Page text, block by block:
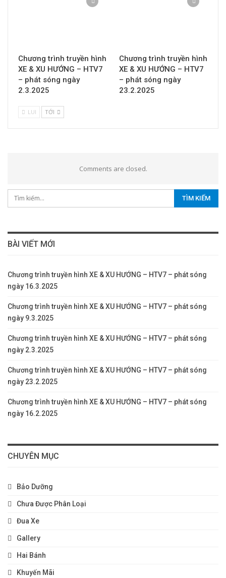
Chương trình truyền hình
XE & XU HƯỚNG – HTV7
– phát sóng ngày
2.3.2025
Chương trình truyền hình
XE & XU HƯỚNG – HTV7
– phát sóng ngày
23.2.2025
LUI TỚI
Comments are closed.
BÀI VIẾT MỚI
Chương trình truyền hình XE & XU HƯỚNG – HTV7 – phát sóng
ngày 16.3.2025
Chương trình truyền hình XE & XU HƯỚNG – HTV7 – phát sóng
ngày 9.3.2025
Chương trình truyền hình XE & XU HƯỚNG – HTV7 – phát sóng
ngày 2.3.2025
Chương trình truyền hình XE & XU HƯỚNG – HTV7 – phát sóng
ngày 23.2.2025
Chương trình truyền hình XE & XU HƯỚNG – HTV7 – phát sóng
ngày 16.2.2025
CHUYÊN MỤC
Bảo Dưỡng
Chưa Được Phân Loại
Đua Xe
Gallery
Hai Bánh
Khuyến Mãi